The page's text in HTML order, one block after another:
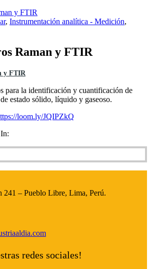
, Instrumentación analítica - Medición,
Raman y FTIR
y FTIR
para la identificación y cuantificación de
estado sólido, líquido y gaseoso.
loom.ly/JQIPZkQ
241 – Pueblo Libre, Lima, Perú.
redes sociales!